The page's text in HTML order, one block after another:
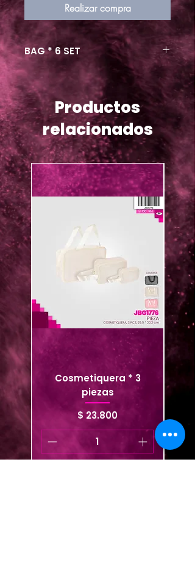
Realizar compra
BAG * 6 SET
Productos
relacionados
Cosmetiquera * 3
piezas
Precio
$ 23.800